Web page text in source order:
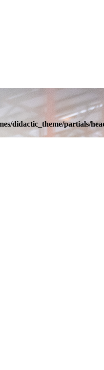
didactic_theme/partials/